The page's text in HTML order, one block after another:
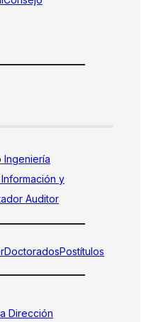
Ingeniería
y
Auditor
DoctoradosPostítulos
Dirección